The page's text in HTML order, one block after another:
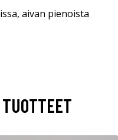
aivan pienoista